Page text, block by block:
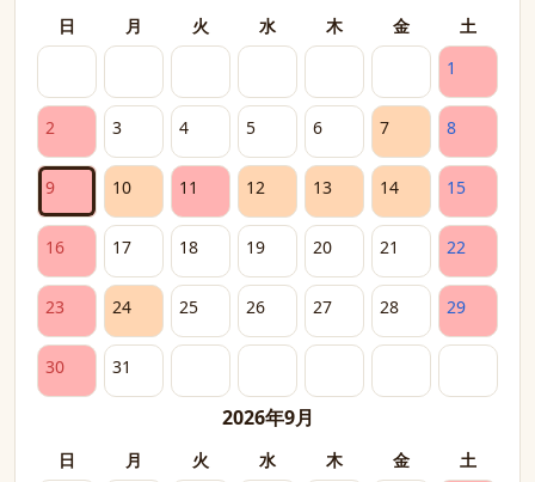
日 月 火 水 木 金
土
1
2 3 4 5 6 7 8
9 10 11 12 13 14 15
16 17 18 19 20 21 22
23 24 25 26 27 28 29
30 31
2026年9月
日 月 火 水 木 金
土